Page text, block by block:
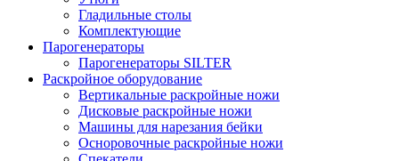
Гладильные столы
Комплектующие
Парогенераторы
Парогенераторы SILTER
Раскройное оборудование
Вертикальные раскройные ножи
Дисковые раскройные ножи
Машины для нарезания бейки
Осноровочные раскройные ножи